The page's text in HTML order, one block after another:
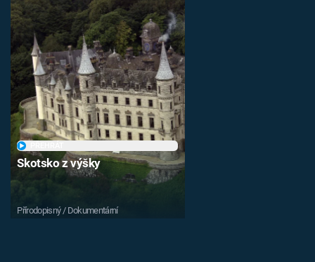
Skotsko z výšky
Přírodopisný / Dokumentární